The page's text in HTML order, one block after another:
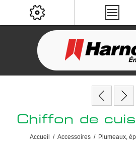
Chiffon de
Accueil / Accessoires / Plumeaux,